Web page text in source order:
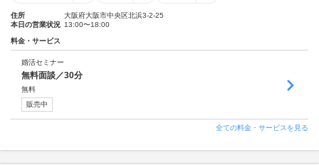
住所
大阪府大阪市中央区北浜3-2-25
本日の営業状況 13:00〜18:00
料金・サービス
婚活セミナー
無料面談／30分
無料
販売中
全ての料金・サービスを見る